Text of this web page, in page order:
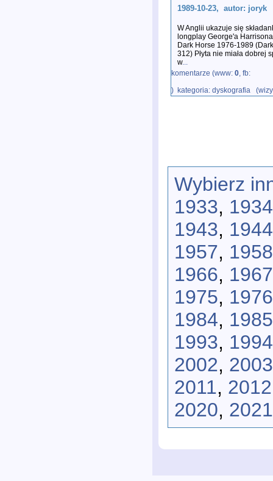
1989-10-23, autor: joryk
W Anglii ukazuje się
longplay George'a
Dark Horse 1976-1989
312) Płyta nie miała dobrej
w...
komentarze (www: 0, fb:
) kategoria: dyskografia
Wybierz
1933, 1934
1943, 1944
1957, 1958
1966, 1967
1975, 1976
1984, 1985
1993, 1994
2002, 2003
2011, 2012
2020, 2021